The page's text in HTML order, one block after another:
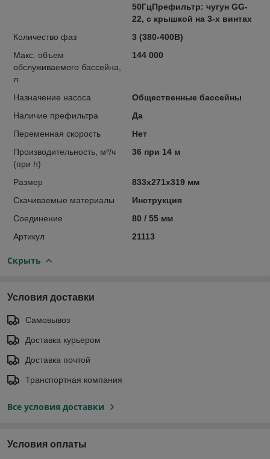
50ГцПрефильтр: чугун GG-
22, с крышкой на 3-х винтах
Количество фаз
3 (380-400В)
Макс. объем
обслуживаемого бассейна,
л.
144 000
Назначение насоса
Общественные бассейны
Наличие префильтра
Да
Переменная скорость
Нет
Производительность, м³/ч
(при h)
36 при 14 м
Размер
833х271х319 мм
Скачиваемые материалы
Инструкция
Соединение
80 / 55 мм
Артикул
21113
Скрыть
Условия доставки
Самовывоз
Доставка курьером
Доставка почтой
Транспортная компания
Все условия доставки
Условия оплаты